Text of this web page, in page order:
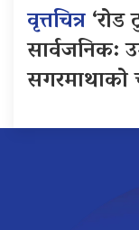
वृत्तचित्र
सार्वजनिक:
सगरमाथाको